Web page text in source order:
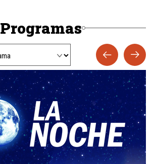
Programas